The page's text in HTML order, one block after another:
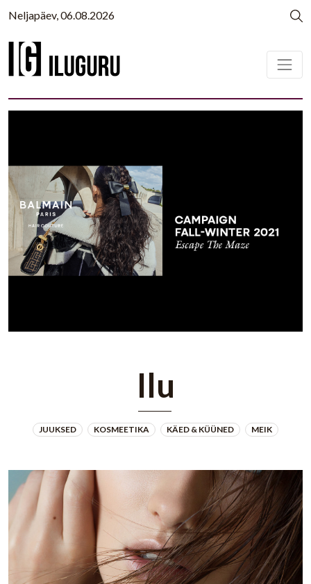
Neljapäev, 06.08.2026
Ilu
JUUKSED KOSMEETIKA KÄED & KÜÜNED MEIK